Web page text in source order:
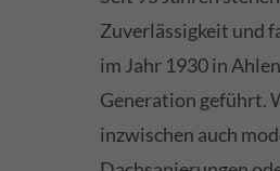
Zuverlässigkeit und
im Jahr 1930 in
Generation geführt.
inzwischen auch